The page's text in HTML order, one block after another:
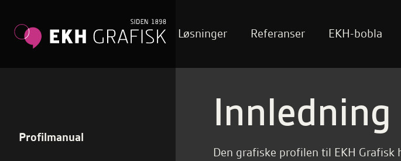
Profilmanual Innledning
Den grafiske profilen til EKH
Løsninger Referanser EKH-bobla